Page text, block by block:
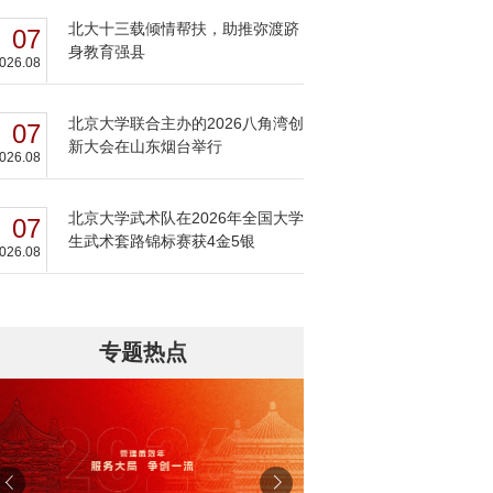
07
北大十三载倾情帮扶，助推弥渡跻
身教育强县
07
北京大学联合主办的2026八角湾创
新大会在山东烟台举行
07
北京大学武术队在2026年全国大学
生武术套路锦标赛获4金5银
专题热点